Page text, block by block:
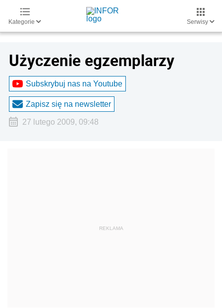
Kategorie Serwisy
Użyczenie egzemplarzy
Subskrybuj nas na Youtube
Zapisz się na newsletter
27 lutego 2009, 09:48